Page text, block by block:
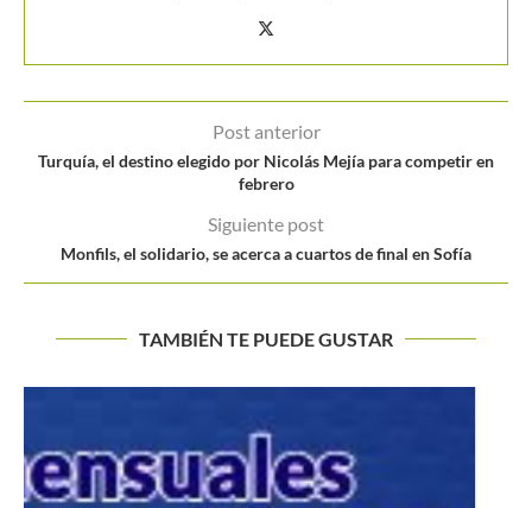
Post anterior
Turquía, el destino elegido por Nicolás Mejía para competir en
febrero
Siguiente post
Monfils, el solidario, se acerca a cuartos de final en Sofía
TAMBIÉN TE PUEDE GUSTAR